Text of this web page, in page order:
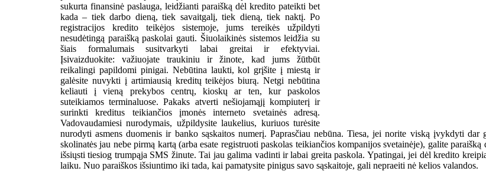
sukurta finansinė paslauga, leidžianti paraišką dėl kredito pateikti bet
kada – tiek darbo dieną, tiek savaitgalį, tiek dieną, tiek naktį. Po
registracijos kredito teikėjos sistemoje, jums tereikės užpildyti
nesudėtingą paraišką paskolai gauti. Šiuolaikinės sistemos leidžia su
šiais formalumais susitvarkyti labai greitai ir efektyviai.
Įsivaizduokite: važiuojate traukiniu ir žinote, kad jums žūtbūt
reikalingi papildomi pinigai. Nebūtina laukti, kol grįšite į miestą ir
galėsite nuvykti į artimiausią kreditų teikėjos biurą. Netgi nebūtina
keliauti į vieną prekybos centrų, kioskų ar ten, kur paskolos
suteikiamos terminaluose. Pakaks atverti nešiojamąjį kompiuterį ir
surinkti kreditus teikiančios įmonės interneto svetainės adresą.
Vadovaudamiesi nurodymais, užpildysite laukelius, kuriuos turėsite
nurodyti asmens duomenis ir banko sąskaitos numerį. Paprasčiau nebūna. Tiesa, jei norite viską įvykdyti dar
skolinatės jau nebe pirmą kartą (arba esate registruoti paskolas teikiančios kompanijos svetainėje), galite paraišką
išsiųsti tiesiog trumpąja SMS žinute. Tai jau galima vadinti ir labai greita paskola. Ypatingai, jei dėl kredito
laiku. Nuo paraiškos išsiuntimo iki tada, kai pamatysite pinigus savo sąskaitoje, gali nepraeiti nė kelios valandos.